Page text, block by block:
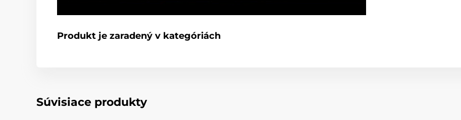
Produkt je zaradený v kategóriách
Súvisiace produkty